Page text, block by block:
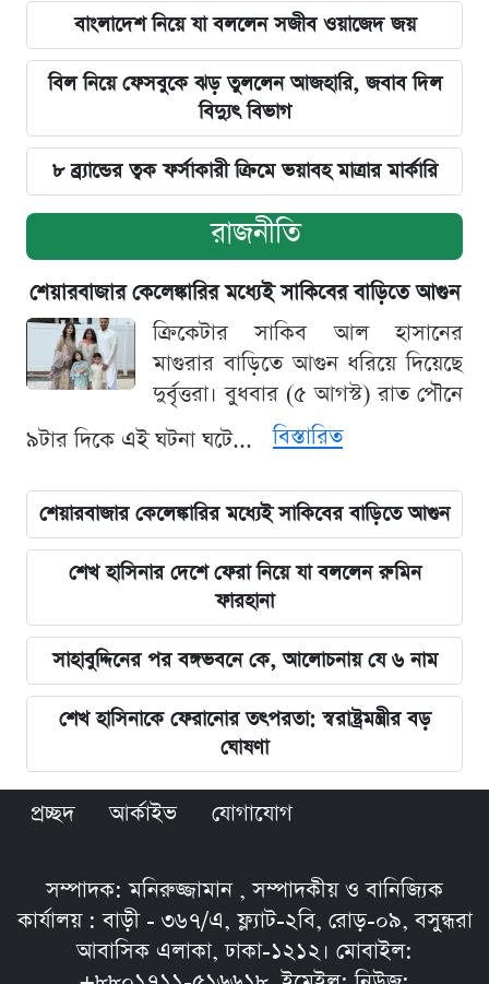
বাংলাদেশ নিয়ে যা বললেন সজীব ওয়াজেদ জয়
বিল নিয়ে ফেসবুকে ঝড় তুললেন আজহারি, জবাব দিল
বিদ্যুৎ বিভাগ
৮ ব্র্যান্ডের ত্বক ফর্সাকারী ক্রিমে ভয়াবহ মাত্রার মার্কারি
রাজনীতি
শেয়ারবাজার কেলেঙ্কারির মধ্যেই সাকিবের বাড়িতে আগুন
ক্রিকেটার সাকিব আল হাসানের
মাগুরার বাড়িতে আগুন ধরিয়ে দিয়েছে
দুর্বৃত্তরা। বুধবার (৫ আগস্ট) রাত পৌনে
৯টার দিকে এই ঘটনা ঘটে...
বিস্তারিত
শেয়ারবাজার কেলেঙ্কারির মধ্যেই সাকিবের বাড়িতে আগুন
শেখ হাসিনার দেশে ফেরা নিয়ে যা বললেন রুমিন
ফারহানা
সাহাবুদ্দিনের পর বঙ্গভবনে কে, আলোচনায় যে ৬ নাম
শেখ হাসিনাকে ফেরানোর তৎপরতা: স্বরাষ্ট্রমন্ত্রীর বড়
ঘোষণা
প্রচ্ছদ আর্কাইভ যোগাযোগ
সম্পাদক: মনিরুজ্জামান , সম্পাদকীয় ও বানিজ্যিক
কার্যালয় : বাড়ী - ৩৬৭/এ, ফ্ল্যাট-২বি, রোড়-০৯, বসুন্ধরা
আবাসিক এলাকা, ঢাকা-১২১২। মোবাইল: